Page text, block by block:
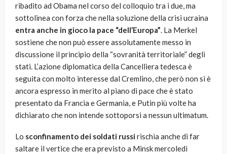
ribadito ad Obama nel corso del colloquio tra i due, ma
sottolinea con forza che nella soluzione della crisi ucraina
entra anche in gioco la pace “dell’Europa”. La Merkel
sostiene che non può essere assolutamente messo in
discussione il principio della “sovranità territoriale” degli
stati. L’azione diplomatica della Cancelliera tedesca è
seguita con molto interesse dal Cremlino, che però non si è
ancora espresso in merito al piano di pace che è stato
presentato da Francia e Germania, e Putin più volte ha
dichiarato che non intende sottoporsi a nessun ultimatum.
Lo sconfinamento dei soldati russirischia anche di far
saltare il vertice che era previsto a Minsk mercoledì